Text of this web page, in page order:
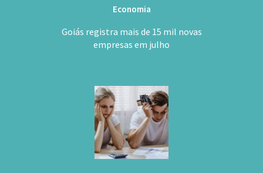
Economia
Goiás registra mais de 15 mil novas
empresas em julho